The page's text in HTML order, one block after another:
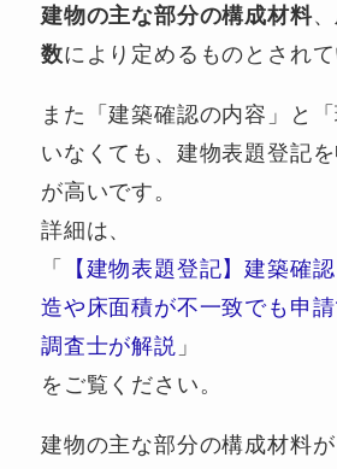
建物の主な部分の構成材料、
数により定めるものとされて
また「建築確認の内容」と
いなくても、建物表題登記
が高いです。
詳細は、
「
【建物表題登記】建築確
造や床面積が不一致でも申
調査士が解説 」
をご覧ください。
建物の主な部分の構成材料